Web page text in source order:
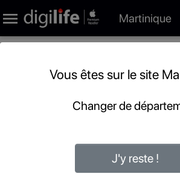
 Martinique
Vous êtes sur le site
Changer de
J'y reste !